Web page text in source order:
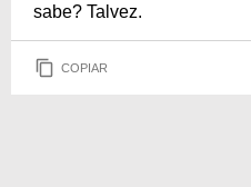
sabe? Talvez.
COPIAR